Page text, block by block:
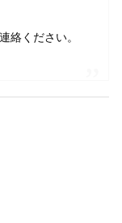
絡ください。